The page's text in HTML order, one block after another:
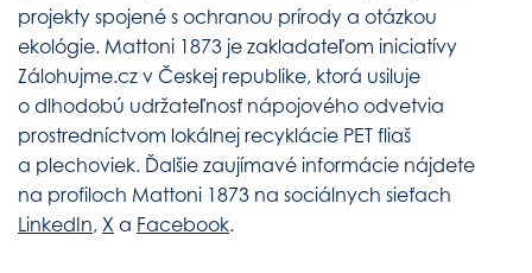
projekty spojené s ochranou prírody a otázkou
ekológie. Mattoni 1873 je zakladateľom iniciatívy
Zálohujme.cz v Českej republike, ktorá usiluje
o dlhodobú udržateľnosť nápojového odvetvia
prostredníctvom lokálnej recyklácie PET fliaš
a plechoviek. Ďalšie zaujímavé informácie nájdete
na profiloch Mattoni 1873 na sociálnych sieťach
LinkedIn, X a Facebook.